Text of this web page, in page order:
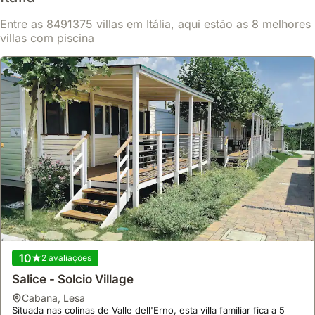
Com 270 m² de espaço habitacional, esta propriedade acomoda
até 10 pessoas e dispõe de um jardim de 1000 m² com uso
exclusivo, ideal para famílias e animais de estimação.
Saiba mais
259 €/noite Mostrar
9.9 83 avaliações
Entre as 8491375 villas em Itália, aqui estão as 8 melhores
villas com piscina
10 2 avaliações
Salice - Solcio Village
cabana, Lesa
Situada nas colinas de Valle dell'Erno, esta villa familiar fica a 5